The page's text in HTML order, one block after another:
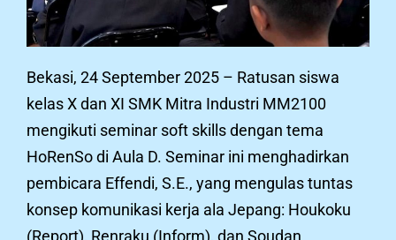
Bekasi, 24 September 2025 – Ratusan siswa
kelas X dan XI SMK Mitra Industri MM2100
mengikuti seminar soft skills dengan tema
HoRenSo di Aula D. Seminar ini menghadirkan
pembicara Effendi, S.E., yang mengulas tuntas
konsep komunikasi kerja ala Jepang: Houkoku
(Report), Renraku (Inform), dan Soudan